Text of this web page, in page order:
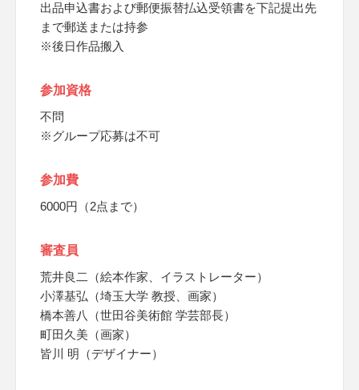
出品申込書および郵便振替払込受領書を下記提出先
まで郵送または持参
※後日作品搬入
参加資格
不問
※グループ応募は不可
参加費
6000円（2点まで）
審査員
荒井良二（絵本作家、イラストレーター）
小澤基弘（埼玉大学 教授、画家）
橋本善八（世田谷美術館 学芸部長）
町田久美（画家）
皆川 明（デザイナー）